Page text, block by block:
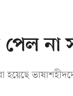
পেল
হয়েছে